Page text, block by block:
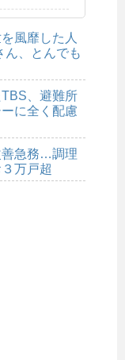
風靡した人
ん、とんでも
、避難所
に全く配慮
善急務…調理
万戸超